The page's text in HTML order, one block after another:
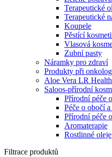
Terapeutické
Terapeutické
Koupele
Pěstící
Vlasová
Zubní pasty
Náramky pro zdraví
Produkty při
Aloe Vera LR
Saloos-přírodní
Přírodní péče
Péče o obočí
Přírodní péče
Aromaterapie
Rostlinné oleje
Filtrace produktů